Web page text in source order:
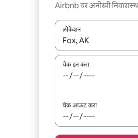
Airbnb वर अनोखी
लोकेशन
जेव्हा परिणाम उपलब्ध
चेक इन करा
चेक आऊट करा